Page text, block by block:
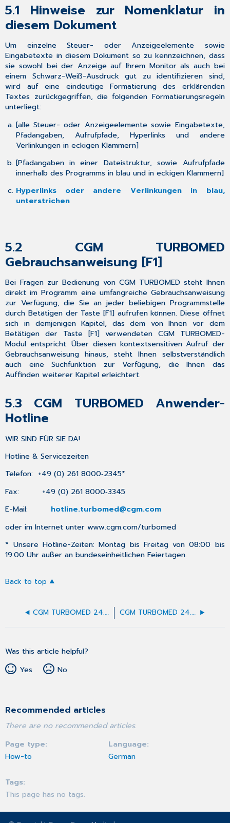
5.1 Hinweise zur Nomenklatur in
diesem Dokument
Um einzelne Steuer- oder Anzeigeelemente sowie
Eingabetexte in diesem Dokument so zu kennzeichnen, dass
sie sowohl bei der Anzeige auf Ihrem Monitor als auch bei
einem Schwarz-Weiß-Ausdruck gut zu identifizieren sind,
wird auf eine eindeutige Formatierung des erklärenden
Textes zurückgegriffen, die folgenden Formatierungsregeln
unterliegt:
[alle Steuer- oder Anzeigeelemente sowie Eingabetexte,
Pfadangaben, Aufrufpfade, Hyperlinks und andere
Verlinkungen in eckigen Klammern]
[Pfadangaben in einer Dateistruktur, sowie Aufrufpfade
innerhalb des Programms in blau und in eckigen Klammern]
Hyperlinks oder andere Verlinkungen in blau,
unterstrichen
5.2 CGM TURBOMED
Gebrauchsanweisung [F1]
Bei Fragen zur Bedienung von CGM TURBOMED steht Ihnen
direkt im Programm eine umfangreiche Gebrauchsanweisung
zur Verfügung, die Sie an jeder beliebigen Programmstelle
durch Betätigen der Taste [F1] aufrufen können. Diese öffnet
sich in demjenigen Kapitel, das dem von Ihnen vor dem
Betätigen der Taste [F1] verwendeten CGM TURBOMED-
Modul entspricht. Über diesen kontextsensitiven Aufruf der
Gebrauchsanweisung hinaus, steht Ihnen selbstverständlich
auch eine Suchfunktion zur Verfügung, die Ihnen das
Auffinden weiterer Kapitel erleichtert.
5.3 CGM TURBOMED Anwender-
Hotline
WIR SIND FÜR SIE DA!
Hotline & Servicezeiten
Telefon: +49 (0) 261 8000‐2345*
Fax: +49 (0) 261 8000‐3345
E-Mail: hotline.turbomed@cgm.com
oder im Internet unterwww.cgm.com/turbomed
* Unsere Hotline-Zeiten: Montag bis Freitag von 08:00 bis
19:00 Uhr außer an bundeseinheitlichen Feiertagen.
Back to top
CGM TURBOMED 24.2.1 Update-Dokumentation CGM TURBOMED 24.3.1 Update-Dokumentation
Was this article helpful?
Yes
No
Recommended articles
There are no recommended articles.
Page type
How-to
Language
German
Tags
This page has no tags.